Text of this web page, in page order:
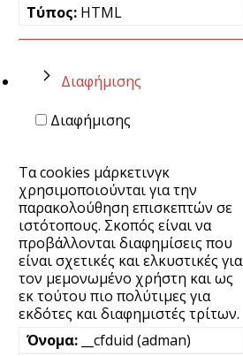
HTML
Διαφήμισης
Διαφήμισης
Τα cookies μάρκετινγκ
χρησιμοποιούνται για την
παρακολούθηση επισκεπτών σε
ιστότοπους. Σκοπός είναι να
προβάλλονται διαφημίσεις που
είναι σχετικές και ελκυστικές για
τον μεμονωμένο χρήστη και ως
εκ τούτου πιο πολύτιμες για
εκδότες και διαφημιστές τρίτων.
__cfduid (adman)